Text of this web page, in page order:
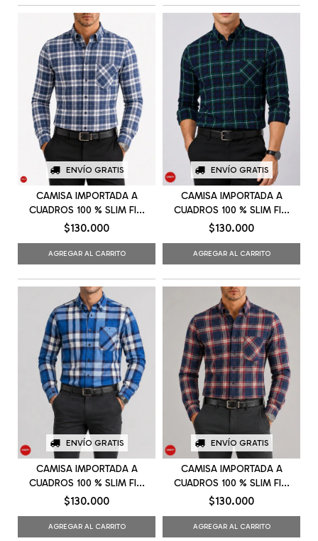
ENVÍO GRATIS
CAMISA IMPORTADA A
CUADROS 100 % SLIM FI...
$130.000
AGREGAR AL CARRITO
ENVÍO GRATIS
CAMISA IMPORTADA A
CUADROS 100 % SLIM FI...
$130.000
AGREGAR AL CARRITO
ENVÍO GRATIS
CAMISA IMPORTADA A
CUADROS 100 % SLIM FI...
$130.000
AGREGAR AL CARRITO
ENVÍO GRATIS
CAMISA IMPORTADA A
CUADROS 100 % SLIM FI...
$130.000
AGREGAR AL CARRITO